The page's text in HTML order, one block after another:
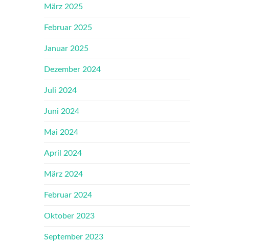
März 2025
Februar 2025
Januar 2025
Dezember 2024
Juli 2024
Juni 2024
Mai 2024
April 2024
März 2024
Februar 2024
Oktober 2023
September 2023